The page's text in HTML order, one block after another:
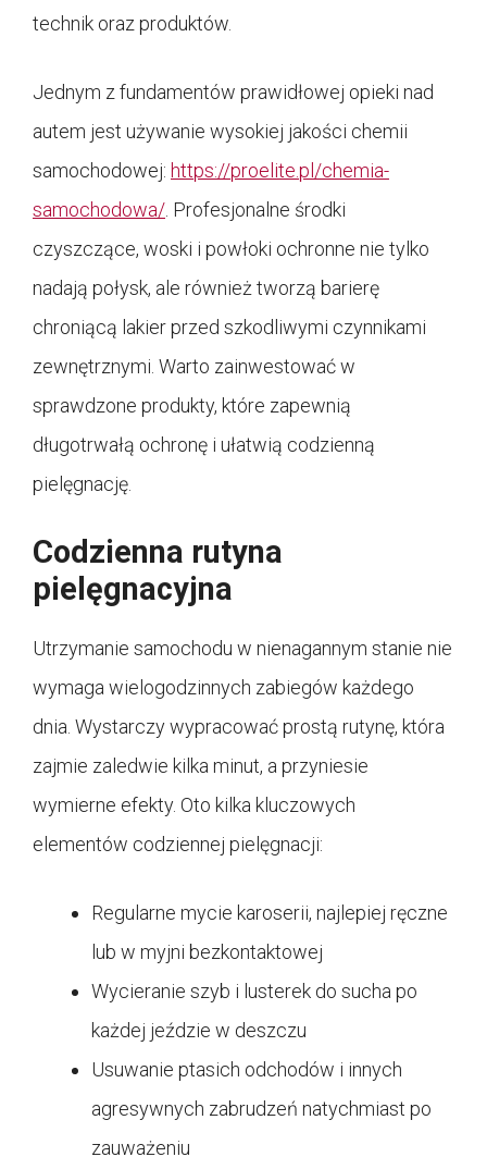
technik oraz produktów.
Jednym z fundamentów prawidłowej opieki nad
autem jest używanie wysokiej jakości chemii
samochodowej: https://proelite.pl/chemia-
samochodowa/ . Profesjonalne środki
czyszczące, woski i powłoki ochronne nie tylko
nadają połysk, ale również tworzą barierę
chroniącą lakier przed szkodliwymi czynnikami
zewnętrznymi. Warto zainwestować w
sprawdzone produkty, które zapewnią
długotrwałą ochronę i ułatwią codzienną
pielęgnację.
Codzienna rutyna
pielęgnacyjna
Utrzymanie samochodu w nienagannym stanie nie
wymaga wielogodzinnych zabiegów każdego
dnia. Wystarczy wypracować prostą rutynę, która
zajmie zaledwie kilka minut, a przyniesie
wymierne efekty. Oto kilka kluczowych
elementów codziennej pielęgnacji:
Regularne mycie karoserii, najlepiej ręczne
lub w myjni bezkontaktowej
Wycieranie szyb i lusterek do sucha po
każdej jeździe w deszczu
Usuwanie ptasich odchodów i innych
agresywnych zabrudzeń natychmiast po
zauważeniu